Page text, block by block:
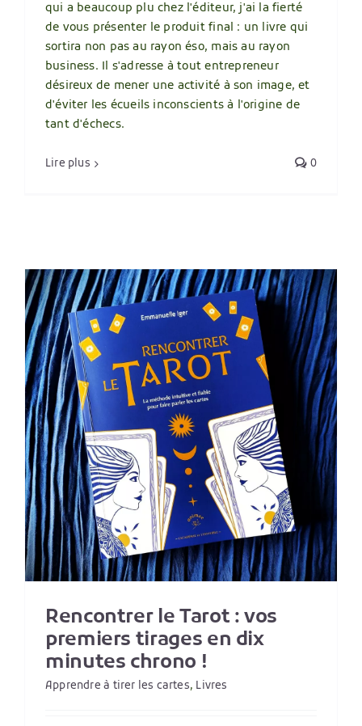
qui a beaucoup plu chez l'éditeur, j'ai la fierté
de vous présenter le produit final : un livre qui
sortira non pas au rayon éso, mais au rayon
business. Il s'adresse à tout entrepreneur
désireux de mener une activité à son image, et
d'éviter les écueils inconscients à l'origine de
tant d'échecs.
Lire plus 0
Rencontrer le Tarot : vos
premiers tirages en dix
minutes chrono !
Apprendre à tirer les cartes, Livres